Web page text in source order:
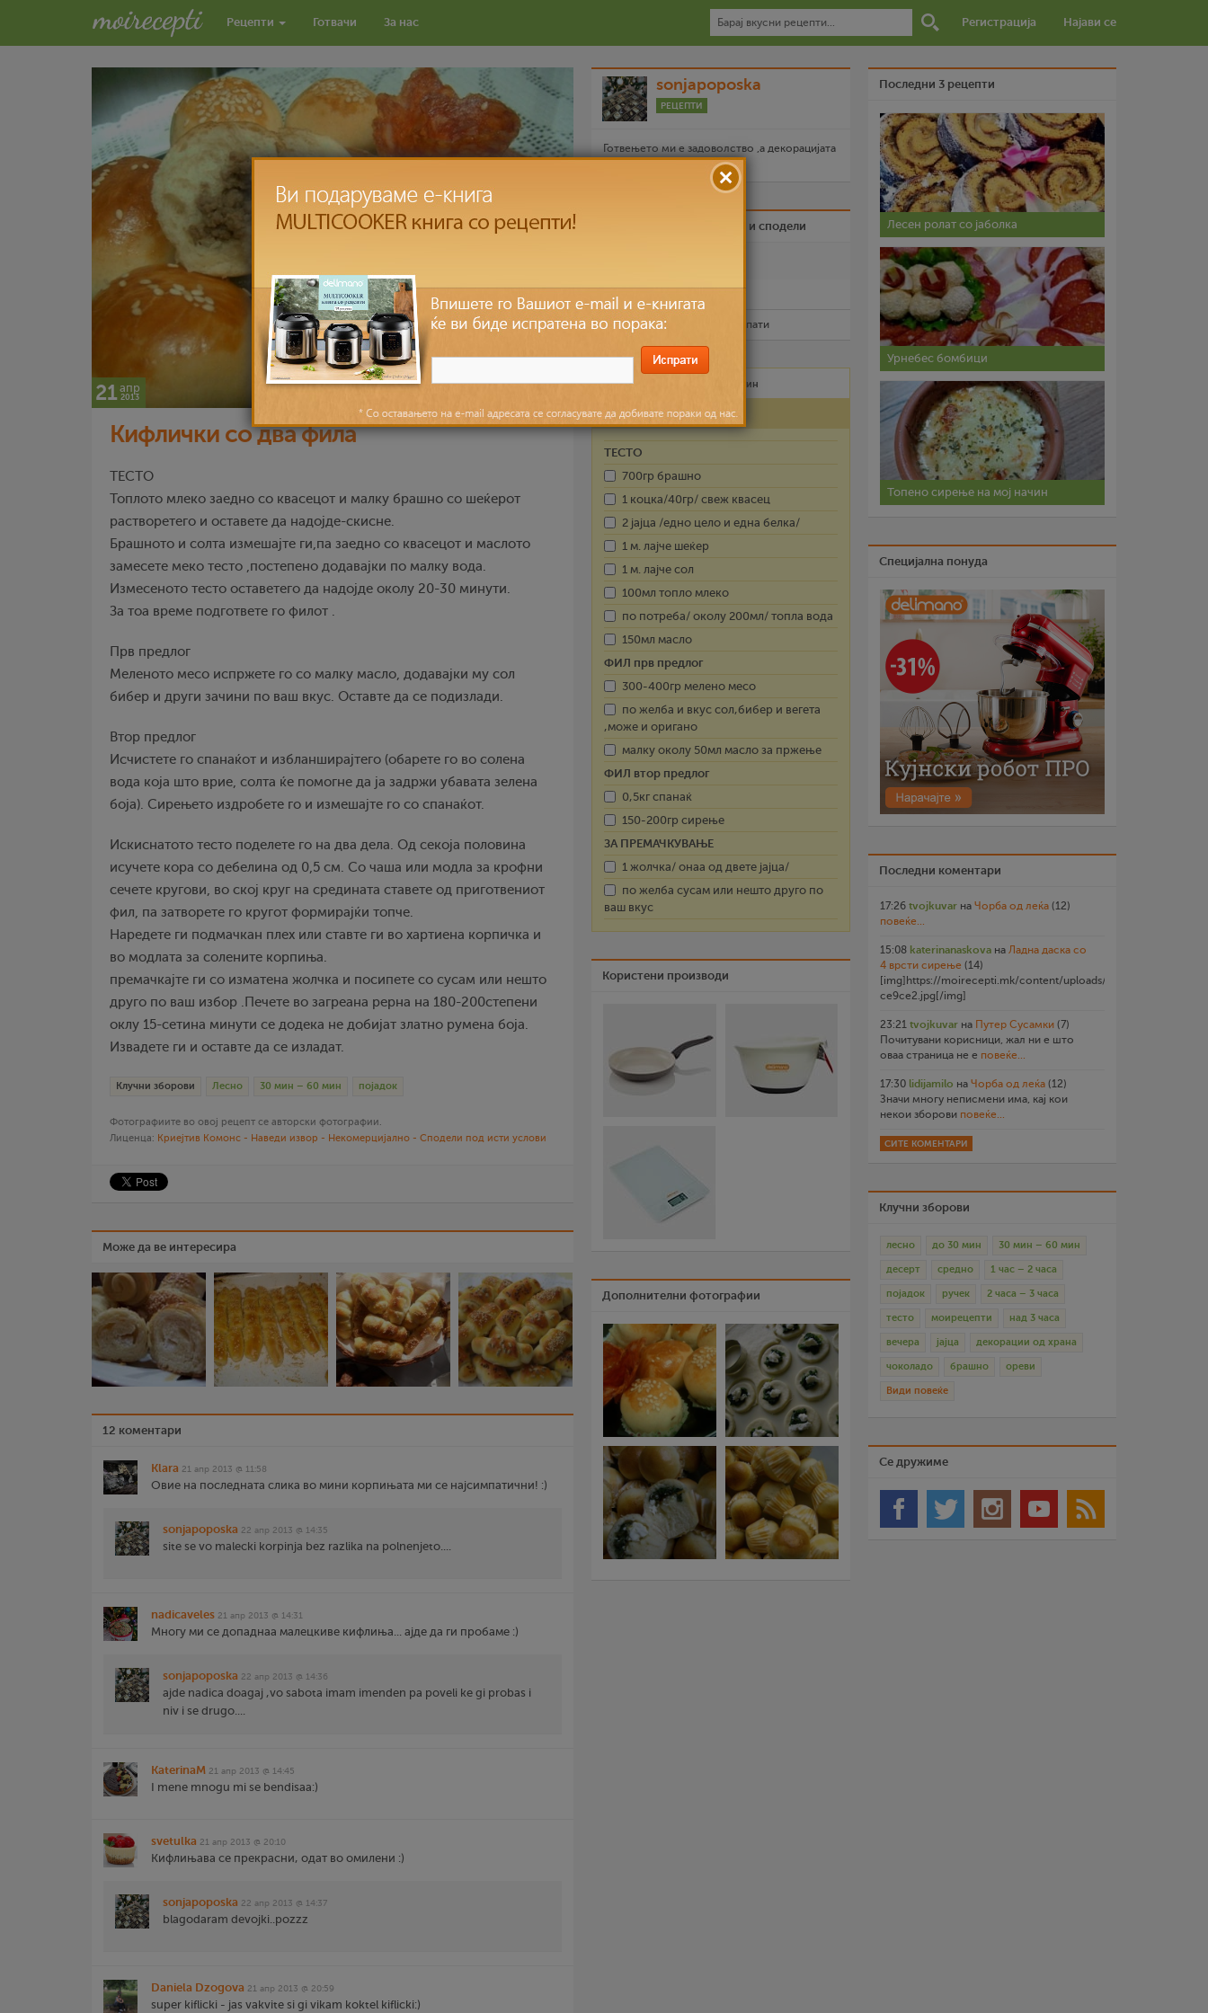
Рецепти Готвачи За нас Регистрација Најави се
21апр
2013
Кифлички со два фила
ТЕСТО
Топлото млеко заедно со квасецот и малку брашно со шеќерот
растворетего и оставете да надојде-скисне.
Брашното и солта измешајте ги,па заедно со квасецот и маслото
замесете меко тесто ,постепено додавајки по малку вода.
Измесеното тесто оставетего да надојде околу 20-30 минути.
За тоа време подгответе го филот .
Прв предлог
Меленото месо испржете го со малку масло, додавајки му сол
бибер и други зачини по ваш вкус. Оставте да се подизлади.
Втор предлог
Исчистете го спанаќот и избланширајтего (обарете го во солена
вода која што врие, солта ќе помогне да ја задржи убавата зелена
боја). Сирењето издробете го и измешајте го со спанаќот.
Искиснатото тесто поделете го на два дела. Од секоја половина
исучете кора со дебелина од 0,5 см. Со чаша или модла за крофни
сечете кругови, во ској круг на средината ставете од приготвениот
фил, па затворете го кругот формирајќи топче.
Наредете ги подмачкан плех или ставте ги во хартиена корпичка и
во модлата за солените корпиња.
премачкајте ги со изматена жолчка и посипете со сусам или нешто
друго по ваш избор .Печете во загреана рерна на 180-200степени
оклу 15-сетина минути се додека не добијат златно румена боја.
Извадете ги и оставте да се изладат.
Клучни зборови Лесно 30 мин – 60 мин појадок
Фотографиите во овој рецепт се авторски фотографии.
Лиценца: Криејтив Комонс - Наведи извор - Некомерцијално - Сподели под исти услови
Може да ве интересира
12 коментари
Klara 21 апр 2013 @ 11:58
Овие на последната слика во мини корпињата ми се најсимпатични! :)
sonjapoposka 22 апр 2013 @ 14:35
site se vo malecki korpinja bez razlika na polnenjeto....
nadicaveles 21 апр 2013 @ 14:31
Многу ми се допаднаа малецкиве кифлиња... ајде да ги пробаме :)
sonjapoposka 22 апр 2013 @ 14:36
ajde nadica doagaj ,vo sabota imam imenden pa poveli ke gi probas i
niv i se drugo....
KaterinaM 21 апр 2013 @ 14:45
I mene mnogu mi se bendisaa:)
svetulka 21 апр 2013 @ 20:10
Кифлињава се прекрасни, одат во омилени :)
sonjapoposka 22 апр 2013 @ 14:37
blagodaram devojki..pozzz
Daniela Dzogova 21 апр 2013 @ 20:59
super kiflicki - jas vakvite si gi vikam koktel kiflicki:)
sonjapoposka
РЕЦЕПТИ
Готвењето ми е задоволство ,а декорацијата
на храната уште повеќе....
Биди вистински пријател и сподели
Испечати го рецептот
Рецептот е прочитан пати
Лесно 30 мин – 60 мин
Состојки
ТЕСТО
700гр брашно
1 коцка/40гр/ свеж квасец
2 јајца /едно цело и една белка/
1 м. лајче шеќер
1 м. лајче сол
100мл топло млеко
по потреба/ околу 200мл/ топла вода
150мл масло
ФИЛ прв предлог
300-400гр мелено месо
по желба и вкус сол,бибер и вегета
,може и оригано
малку околу 50мл масло за пржење
ФИЛ втор предлог
0,5кг спанаќ
150-200гр сирење
ЗА ПРЕМАЧКУВАЊЕ
1 жолчка/ онаа од двете јајца/
по желба сусам или нешто друго по
ваш вкус
Користени производи
Дополнителни фотографии
Последни 3 рецепти
Лесен ролат со јаболка
Урнебес бомбици
Топено сирење на мој начин
Специјална понуда
Последни коментари
17:26 tvojkuvar на Чорба од леќа (12)
повеќе...
15:08 katerinanaskova на Ладна даска со
4 врсти сирење (14)
[img]https://moirecepti.mk/content/uploads/2026/07/
ce9ce2.jpg[/img]
23:21 tvojkuvar на Путер Сусамки (7)
Почитувани корисници, жал ни е што
оваа страница не е повеќе...
17:30 lidijamilo на Чорба од леќа (12)
Значи многу неписмени има, кај кои
некои зборови повеќе...
СИТЕ КОМЕНТАРИ
Клучни зборови
лесно до 30 мин 30 мин – 60 мин
десерт средно 1 час – 2 часа
појадок ручек 2 часа – 3 часа
тесто моирецепти над 3 часа
вечера јајца декорации од храна
чоколадо брашно ореви
Види повеќе
Се дружиме